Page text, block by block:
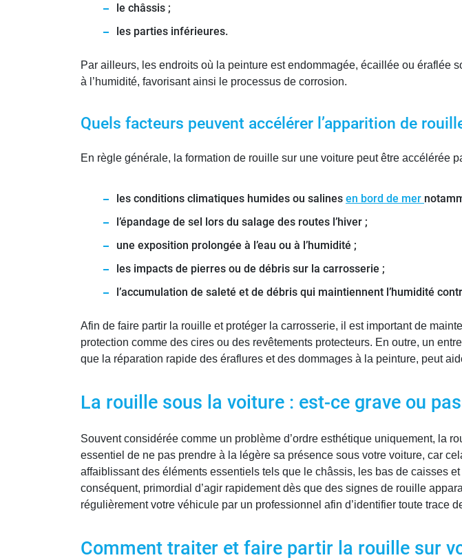
le châssis ;
les parties inférieures.
Par ailleurs, les endroits où la peinture est endommagée, écaillée ou éraflée
à l’humidité, favorisant ainsi le processus de corrosion.
Quels facteurs peuvent accélérer l’apparition de
En règle générale, la formation de rouille sur une voiture peut être accélérée
les conditions climatiques humides ou salines en bord de mer
l’épandage de sel lors du salage des routes l’hiver ;
une exposition prolongée à l’eau ou à l’humidité ;
les impacts de pierres ou de débris sur la carrosserie ;
l’accumulation de saleté et de débris qui maintiennent l’humidité
Afin de faire partir la rouille et protéger la carrosserie, il est important de
protection comme des cires ou des revêtements protecteurs. En outre, un
que la réparation rapide des éraflures et des dommages à la peinture, peut
La rouille sous la voiture : est-ce grave ou
Souvent considérée comme un problème d’ordre esthétique uniquement, la
essentiel de ne pas prendre à la légère sa présence sous votre voiture, car
affaiblissant des éléments essentiels tels que le châssis, les bas de caisses
conséquent, primordial d’agir rapidement dès que des signes de rouille
régulièrement votre véhicule par un professionnel afin d’identifier toute trace
Comment traiter et faire partir la rouille sur